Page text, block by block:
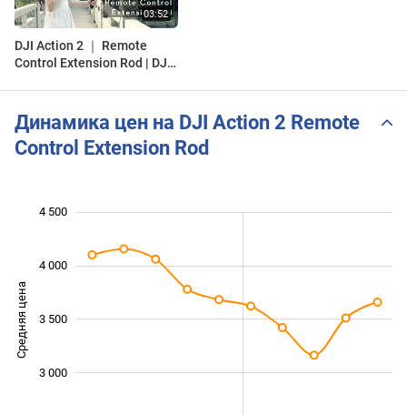
DJI Action 2 ｜ Remote
Control Extension Rod | DJI
Динамика цен на DJI Action 2 Remote
Control Extension Rod
Средняя цена 2 500
3 000
3 500
4 000
4 500